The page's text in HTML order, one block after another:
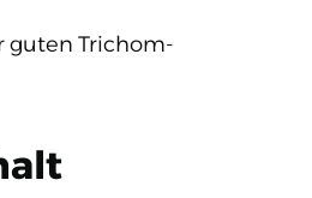
guten Trichom-